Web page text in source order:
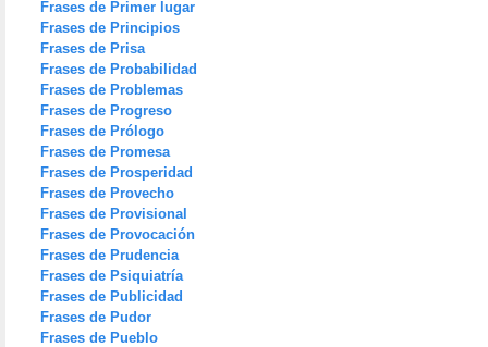
Frases de Primer lugar
Frases de Principios
Frases de Prisa
Frases de Probabilidad
Frases de Problemas
Frases de Progreso
Frases de Prólogo
Frases de Promesa
Frases de Prosperidad
Frases de Provecho
Frases de Provisional
Frases de Provocación
Frases de Prudencia
Frases de Psiquiatría
Frases de Publicidad
Frases de Pudor
Frases de Pueblo